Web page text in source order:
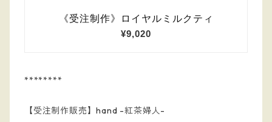
********
【受注制作販売】hand -紅茶婦人-